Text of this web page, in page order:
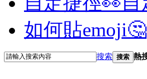
如何貼emoji🤔
搜索 搜索 熱